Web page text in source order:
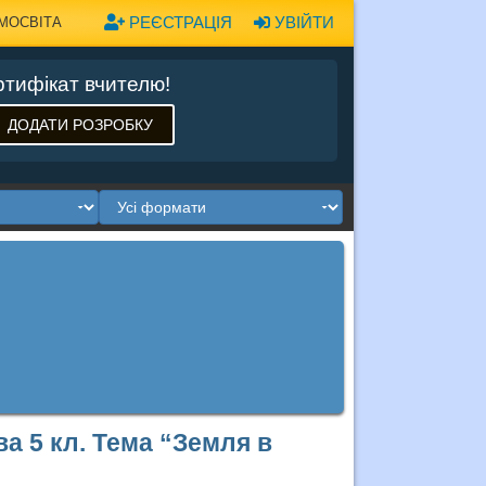
УВІЙТИ
РЕЄСТРАЦІЯ
вчителю!
ДОДАТИ РОЗРОБКУ
5 кл. Тема “Земля в